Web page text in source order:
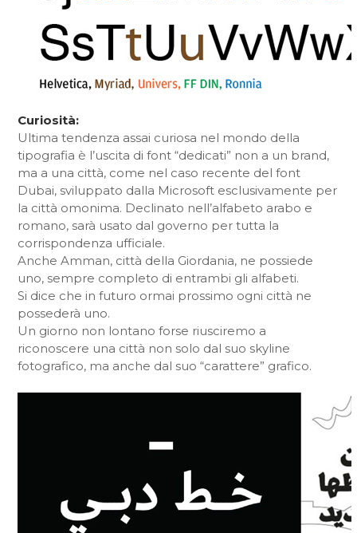
Curiosità:
Ultima tendenza assai curiosa nel mondo della
tipografia è l’uscita di font “dedicati” non a un brand,
ma a una città, come nel caso recente del font
Dubai, sviluppato dalla Microsoft esclusivamente per
la città omonima. Declinato nell’alfabeto arabo e
romano, sarà usato dal governo per tutta la
corrispondenza ufficiale.
Anche Amman, città della Giordania, ne possiede
uno, sempre completo di entrambi gli alfabeti.
Si dice che in futuro ormai prossimo ogni città ne
possederà uno.
Un giorno non lontano forse riusciremo a
riconoscere una città non solo dal suo skyline
fotografico, ma anche dal suo “carattere” grafico.